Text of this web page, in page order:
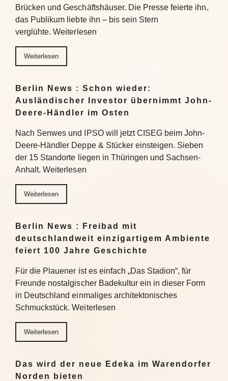
Brücken und Geschäftshäuser. Die Presse feierte ihn,
das Publikum liebte ihn – bis sein Stern
verglühte. Weiterlesen
Weiterlesen
Berlin News : Schon wieder:
Ausländischer Investor übernimmt John-
Deere-Händler im Osten
Nach Senwes und IPSO will jetzt CISEG beim John-
Deere-Händler Deppe & Stücker einsteigen. Sieben
der 15 Standorte liegen in Thüringen und Sachsen-
Anhalt. Weiterlesen
Weiterlesen
Berlin News : Freibad mit
deutschlandweit einzigartigem Ambiente
feiert 100 Jahre Geschichte
Für die Plauener ist es einfach „Das Stadion“, für
Freunde nostalgischer Badekultur ein in dieser Form
in Deutschland einmaliges architektonisches
Schmuckstück. Weiterlesen
Weiterlesen
Das wird der neue Edeka im Warendorfer
Norden bieten